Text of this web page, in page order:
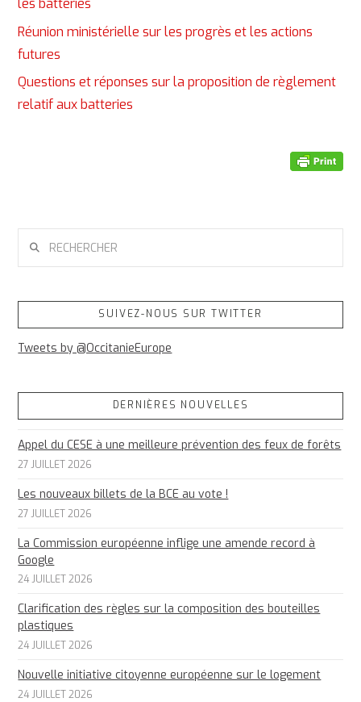
les batteries
Réunion ministérielle sur les progrès et les actions
futures
Questions et réponses sur la proposition de règlement
relatif aux batteries
SUIVEZ-NOUS SUR TWITTER
Tweets by @OccitanieEurope
DERNIÈRES NOUVELLES
Appel du CESE à une meilleure prévention des feux de forêts
27 JUILLET 2026
Les nouveaux billets de la BCE au vote !
27 JUILLET 2026
La Commission européenne inflige une amende record à
Google
24 JUILLET 2026
Clarification des règles sur la composition des bouteilles
plastiques
24 JUILLET 2026
Nouvelle initiative citoyenne européenne sur le logement
24 JUILLET 2026